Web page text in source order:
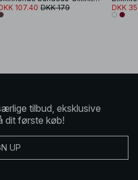
107.40 DKK 179
DKK
tilbud, eksklusive
dit første køb!
UP